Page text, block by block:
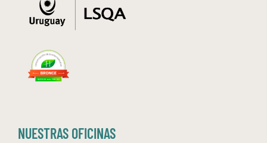
NUESTRAS OFICINAS